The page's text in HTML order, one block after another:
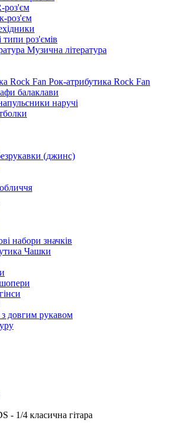
роз'єм
роз'єм
типи роз'ємів
Музична література
Рок-атрибутика Rock Fan
балаклави
наручі
(джинс)
набори значків
Чашки
довгим рукавом
1/4 класична гітара